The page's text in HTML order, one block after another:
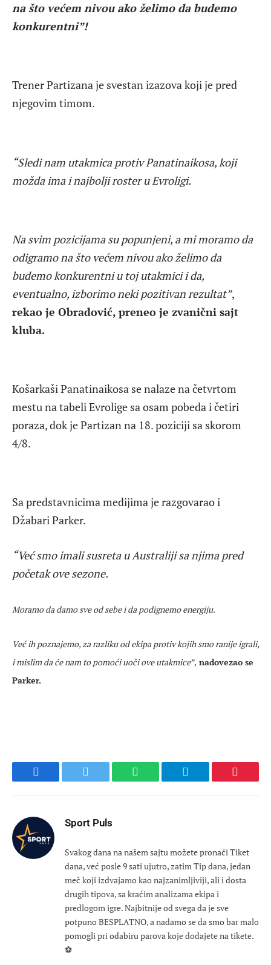
na što većem nivou ako želimo da budemo
konkurentni”!
Trener Partizana je svestan izazova koji je pred
njegovim timom.
“Sledi nam utakmica protiv Panatinaikosa, koji
možda ima i najbolji roster u Evroligi.
Na svim pozicijama su popunjeni, a mi moramo da
odigramo na što većem nivou ako želimo da
budemo konkurentni u toj utakmici i da,
eventualno, izborimo neki pozitivan rezultat”,
rekao je Obradović, preneo je zvanični sajt
kluba.
Košarkaši Panatinaikosa se nalaze na četvrtom
mestu na tabeli Evrolige sa osam pobeda i četiri
poraza, dok je Partizan na 18. poziciji sa skorom
4/8.
Sa predstavnicima medijima je razgovarao i
Džabari Parker.
“Već smo imali susreta u Australiji sa njima pred
početak ove sezone.
Moramo da damo sve od sebe i da podignemo energiju.
Već ih poznajemo, za razliku od ekipa protiv kojih smo ranije igrali,
i mislim da će nam to pomoći uoči ove utakmice”, nadovezao se
Parker.
Facebook Twitter WhatsApp Telegram
Sport Puls
Svakog dana na našem sajtu možete pronaći Tiket
dana, već posle 9 sati ujutro, zatim Tip dana, jedan
meč koji izdvajamo kao najzanimljiviji, ali i dosta
drugih tipova, sa kraćim analizama ekipa i
predlogom igre. Najbitnije od svega da je sve
potpuno BESPLATNO, a nadamo se da smo bar malo
pomogli pri odabiru parova koje dodajete na tikete.
⚽